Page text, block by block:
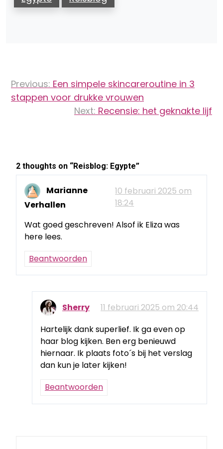
navigatie
Previous: Een simpele skincareroutine in 3
stappen voor drukke vrouwen
Next: Recensie: het geknakte lijf
2 thoughts on “Reisblog: Egypte”
Marianne
Verhallen
10 februari 2025 om
18:24
Wat goed geschreven! Alsof ik Eliza was
here lees.
Beantwoorden
Sherry
11 februari 2025 om 20:44
Hartelijk dank superlief. Ik ga even op
haar blog kijken. Ben erg benieuwd
hiernaar. Ik plaats foto´s bij het verslag
dan kun je later kijken!
Beantwoorden